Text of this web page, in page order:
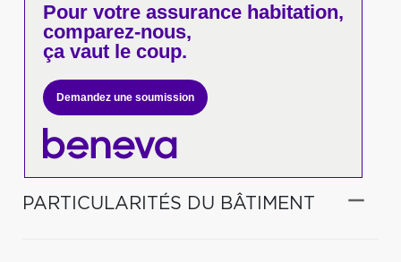
Pour votreassurance habitation,
comparez-nous,
ça vaut le coup.
Demandez une soumission
PARTICULARITÉS DU BÂTIMENT